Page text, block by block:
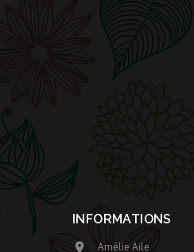
INFORMATIONS
 Amélie Aile